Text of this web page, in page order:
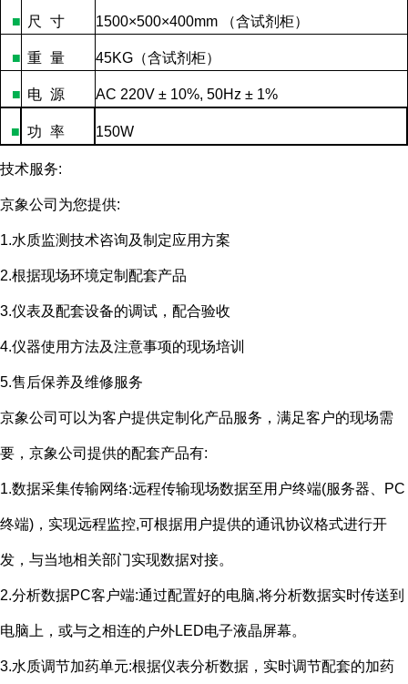
■ 尺 寸 1500×500×400mm （含试剂柜）
■ 重 量 45KG （含试剂柜）
■ 电 源 AC 220V ± 10%, 50Hz ± 1%
■ 功 率 150W
技术服务:
京象公司为您提供:
1.水质监测技术咨询及制定应用方案
2.根据现场环境定制配套产品
3.仪表及配套设备的调试，配合验收
4.仪器使用方法及注意事项的现场培训
5.售后保养及维修服务
京象公司可以为客户提供定制化产品服务，满足客户的现场需
要，京象公司提供的配套产品有:
1.数据采集传输网络:远程传输现场数据至用户终端(服务器、 PC
终端) ，实现远程监控,可根据用户提供的通讯协议格式进行开
发，与当地相关部门实现数据对接。
2.分析数据PC客户端:通过配置好的电脑,将分析数据实时传送到
电脑上，或与之相连的户外LED电子液晶屏幕。
3.水质调节加药单元:根据仪表分析数据，实时调节配套的加药